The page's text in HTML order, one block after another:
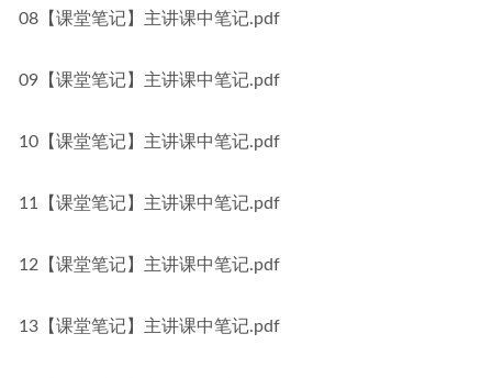
08【课堂笔记】主讲课中笔记.pdf
09【课堂笔记】主讲课中笔记.pdf
10【课堂笔记】主讲课中笔记.pdf
11【课堂笔记】主讲课中笔记.pdf
12【课堂笔记】主讲课中笔记.pdf
13【课堂笔记】主讲课中笔记.pdf